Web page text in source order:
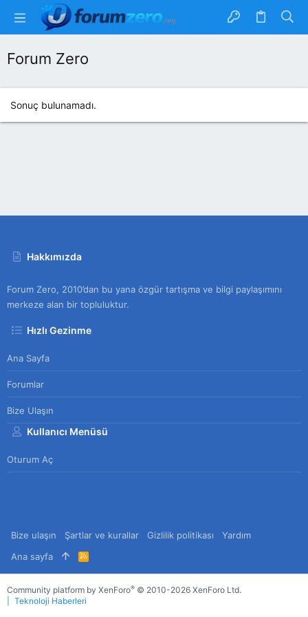
Forum Zero
Sonuç bulunamadı.
Hakkımızda
Forum Zero, 2010’dan bu yana özgür tartışma ve bilgi paylaşımını
merkeze alan bir topluluktur.
Hızlı Gezinme
Ana Sayfa
Forumlar
Bize Ulaşın
Kullanıcı Menüsü
Oturum Aç
Bize ulaşın Şartlar ve kurallar Gizlilik politikası
Yardım
Ana sayfa
R
S
S
Community platform by XenForo® © 2010-2026 XenForo Ltd.
Teknoloji Haberleri